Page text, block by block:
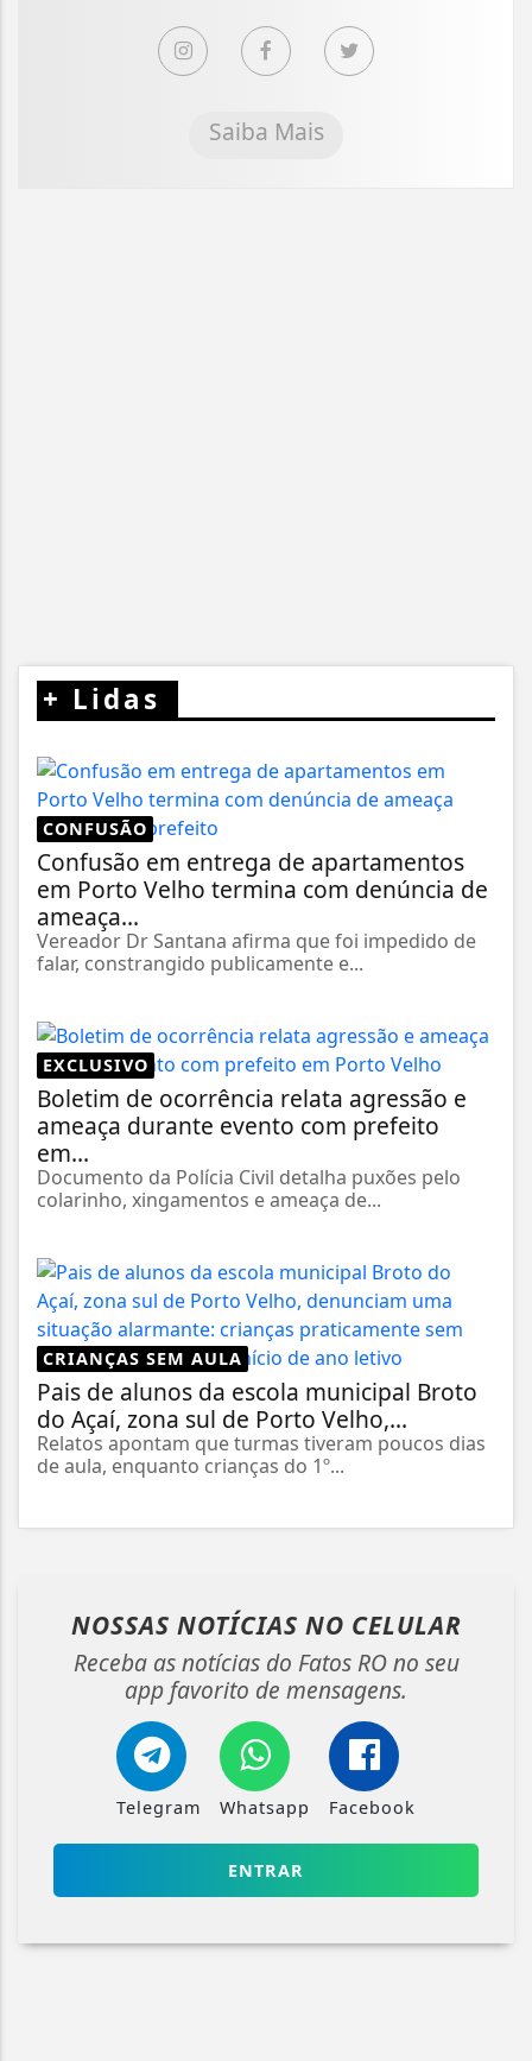
Saiba Mais
+ Lidas
CONFUSÃO
Confusão em entrega de apartamentos
em Porto Velho termina com denúncia de
ameaça...
Vereador Dr Santana afirma que foi impedido de
falar, constrangido publicamente e...
EXCLUSIVO
Boletim de ocorrência relata agressão e
ameaça durante evento com prefeito
em...
Documento da Polícia Civil detalha puxões pelo
colarinho, xingamentos e ameaça de...
CRIANÇAS SEM AULA
Pais de alunos da escola municipal Broto
do Açaí, zona sul de Porto Velho,...
Relatos apontam que turmas tiveram poucos dias
de aula, enquanto crianças do 1º...
NOSSAS NOTÍCIAS NO CELULAR
Receba as notícias do Fatos RO no seu
app favorito de mensagens.
Telegram Whatsapp Facebook
ENTRAR